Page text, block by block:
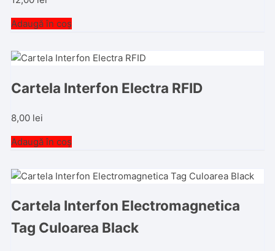
Adaugă în coș
Cartela Interfon Electra RFID
8,00 lei
Adaugă în coș
Cartela Interfon Electromagnetica
Tag Culoarea Black